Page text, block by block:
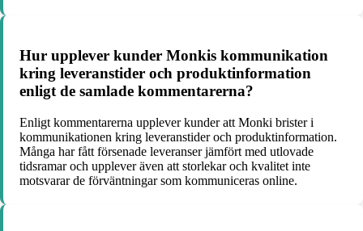
Hur upplever kunder Monkis kommunikation
kring leveranstider och produktinformation
enligt de samlade kommentarerna?
Enligt kommentarerna upplever kunder att Monki brister i
kommunikationen kring leveranstider och produktinformation.
Många har fått försenade leveranser jämfört med utlovade
tidsramar och upplever även att storlekar och kvalitet inte
motsvarar de förväntningar som kommuniceras online.